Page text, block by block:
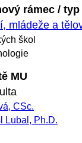
rámec /
mládeže a
škol
MU
CSc.
Lubal, Ph.D.